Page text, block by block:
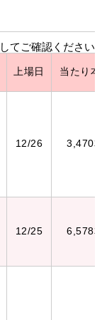
上場日 当たり
12/26 3,470
12/25 6,578